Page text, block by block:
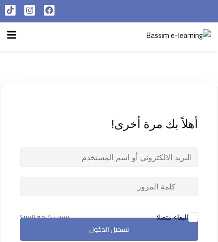
من نحن
أهلاً بك مرة أخرى!
البقاء متصلا
نسيت كلمة السر؟
تسجيل الدخول
تسجيل الدخول التسجيل الآن
تذكر لي فقدت كلمة المرور الخاصة بك ؟
التسجيل الآن